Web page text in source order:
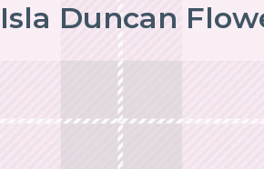
Isla Duncan